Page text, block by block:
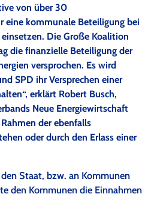
von über 30
eine kommunale Beteiligung bei
Die Große Koalition
die finanzielle Beteiligung der
versprochen. Es wird
SPD ihr Versprechen einer
erklärt Robert Busch,
Neue Energiewirtschaft
der ebenfalls
oder durch den Erlass einer
Staat, bzw. an Kommunen
den Kommunen die Einnahmen